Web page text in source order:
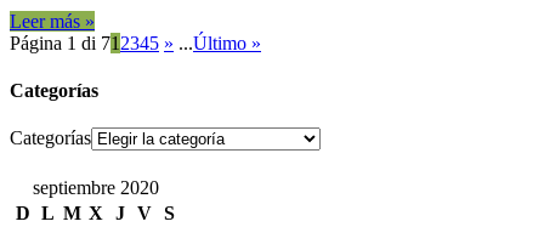
Leer más »
Página 1 di 71 2345 » ...Último »
Categorías
Categorías
septiembre 2020
D L M X J V S